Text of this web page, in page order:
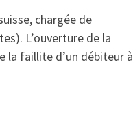
chargée de
L’ouverture de la
la faillite d’un débiteur à